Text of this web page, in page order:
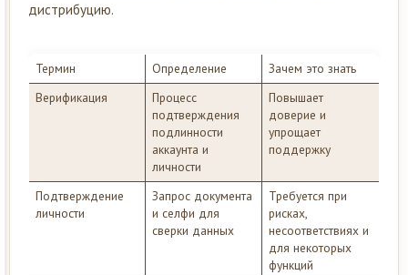
дистрибуцию.
Термин Определение
Зачем это знать
Верификация
Процесс
подтверждения
подлинности
аккаунта и
личности
Повышает
доверие и
упрощает
поддержку
Подтверждение
личности
Запрос документа
и селфи для
сверки данных
Требуется при
рисках,
несоответствиях и
для некоторых
функций